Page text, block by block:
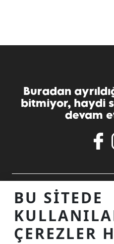
Buradan
bitmiyor, haydi
devam
ALIŞVERIŞ
TEMASTA OLALIM
BU SITEDE
ÇEREZLER